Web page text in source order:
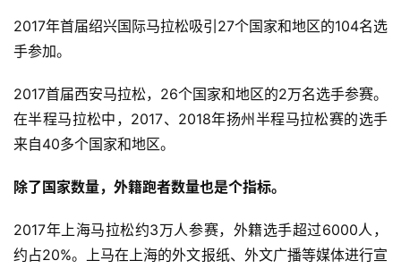
2017年首届绍兴国际马拉松吸引27个国家和地区的104名选
手参加。
2017首届西安马拉松，26个国家和地区的2万名选手参赛。
在半程马拉松中，2017、2018年扬州半程马拉松赛的选手
来自40多个国家和地区。
除了国家数量，外籍跑者数量也是个指标。
2017年上海马拉松约3万人参赛，外籍选手超过6000人，
约占20%。上马在上海的外文报纸、外文广播等媒体进行宣